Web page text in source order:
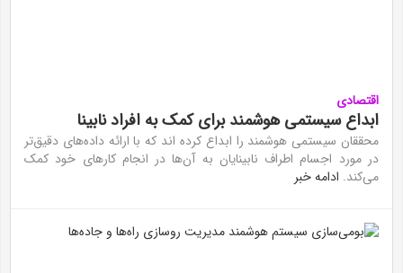
اقتصادی
ابداع سیستمی هوشمند برای کمک به افراد نابینا
محققان سیستمی هوشمند را ابداع کرده اند که با ارائه داده‌های دقیق‌تر
در مورد اجسام اطراف نابینایان به آن‌ها در انجام کار‌های خود کمک
می‌کند. ادامه خبر